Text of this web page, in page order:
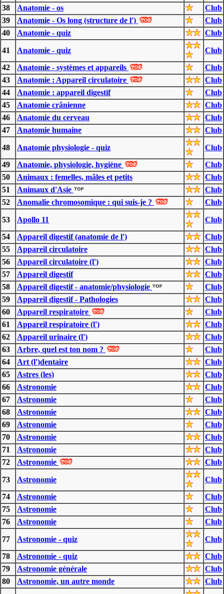
38
Anatomie - os
Club
39
Anatomie - Os long (structure de l')
Club
40
Anatomie - quiz Club
41 Anatomie - quiz
Club
42
Anatomie - systèmes et appareils
Club
43
Anatomie : Appareil circulatoire
Club
44
Anatomie : appareil digestif
Club
45
Anatomie crânienne
Club
46
Anatomie du cerveau
Club
47
Anatomie humaine Club
48 Anatomie physiologie - quiz
Club
49
Anatomie, physiologie, hygiène
Club
50
Animaux : femelles, mâles et petits
Club
51
Animaux d'Asie
Club
52
Anomalie chromosomique : qui suis-je ? Club
53 Apollo 11
Club
54
Appareil digestif (anatomie de l')
Club
55
Appareil circulatoire
Club
56
Appareil circulatoire (l')
Club
57
Appareil digestif
Club
58
Appareil digestif - anatomie/physiologie
Club
59
Appareil digestif - Pathologies
Club
60
Appareil respiratoire
Club
61
Appareil respiratoire (l')
Club
62
Appareil urinaire (l')
Club
63
Arbre, quel est ton nom ?
Club
64
Art (l')dentaire
Club
65
Astres (les)
Club
66
Astronomie
Club
67
Astronomie
Club
68
Astronomie
Club
69
Astronomie
Club
70
Astronomie
Club
71
Astronomie
Club
72
Astronomie Club
73 Astronomie
Club
74
Astronomie
Club
75
Astronomie
Club
76
Astronomie Club
77 Astronomie - quiz
Club
78
Astronomie - quiz
Club
79
Astronomie générale
Club
80
Astronomie, un autre monde Club